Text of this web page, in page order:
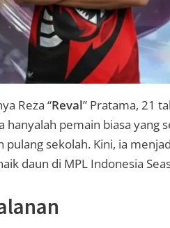
Reza “Reval” Pratama, 21
hanyalah pemain biasa yang
pulang sekolah. Kini, ia
daun di MPL Indonesia